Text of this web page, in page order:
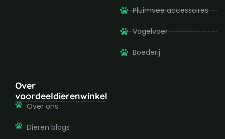
Pluimvee accessoires
Vogelvoer
Boederij
Over
voordeeldierenwinkel
Over ons
Dieren blogs